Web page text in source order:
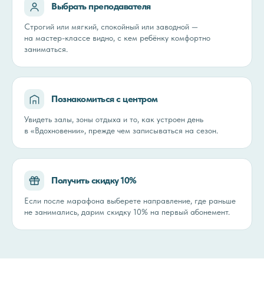
Выбрать преподавателя
Строгий или мягкий, спокойный или заводной —
на мастер-классе видно, с кем ребёнку комфортно
заниматься.
Познакомиться с центром
Увидеть залы, зоны отдыха и то, как устроен день
в «Вдохновении», прежде чем записываться на сезон.
Получить скидку 10%
Если после марафона выберете направление, где раньше
не занимались, дарим скидку 10% на первый абонемент.